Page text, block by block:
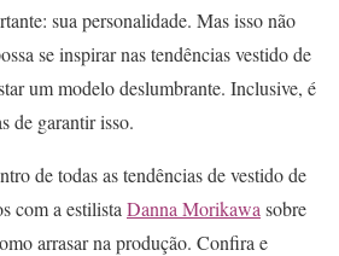
sua personalidade. Mas isso não
se inspirar nas tendências vestido de
um modelo deslumbrante. Inclusive, é
de garantir isso.
de todas as tendências de vestido de
com a estilista Danna Morikawa sobre
arrasar na produção. Confira e